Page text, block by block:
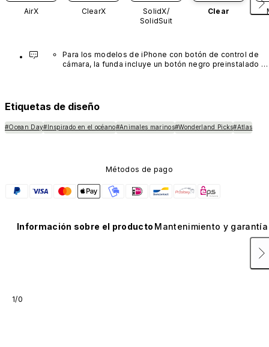
AirX ClearX
SolidX/
SolidSuit
Clear
Para los modelos de iPhone con botón de control de
cámara, la funda incluye un botón negro preinstalado
Etiquetas de diseño
#Ocean Day#Inspirado en el océano#Animales marinos#Wonderland Picks#Atlas
Métodos de pago
Información sobre el producto Mantenimiento y garantía
1/0